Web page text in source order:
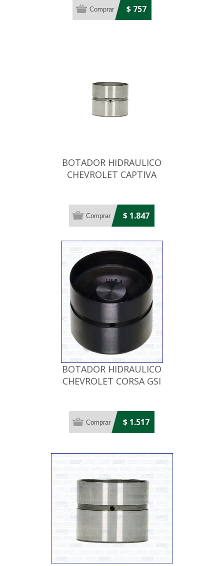
$ 757
BOTADOR HIDRAULICO
CHEVROLET CAPTIVA
$ 1.847
BOTADOR HIDRAULICO
CHEVROLET CORSA GSI
$ 1.517